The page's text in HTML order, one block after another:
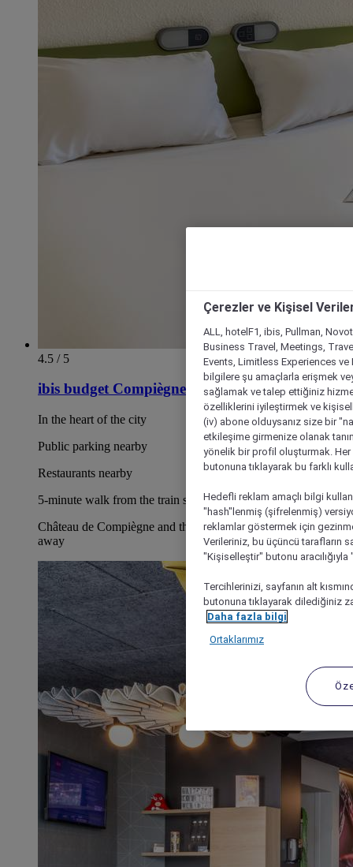
4.5 / 5
ibis budget Compiègne Centre Ville
In the heart of the city
Public parking nearby
Restaurants nearby
5-minute walk from the train station
Château de Compiègne and the old town are a short distance
away
Çerezler ve Kişisel
ALL, hotelF1, ibis, Pullman,
Business Travel, Meetings,
Events, Limitless Experiences
bilgilere şu amaçlarla erişmek
sağlamak ve talep ettiğiniz
özelliklerini iyileştirmek ve
(iv) abone olduysanız size bir
etkileşime girmenize olanak
yönelik bir profil oluşturmak.
butonuna tıklayarak bu farklı
Hedefli reklam amaçlı bilgi
"hash"lenmiş (şifrelenmiş)
reklamlar göstermek için
Verileriniz, bu üçüncü tarafların
"Kişiselleştir" butonu
Tercihlerinizi, sayfanın alt
butonuna tıklayarak dilediğiniz
Daha fazla bilgi
Ortaklarımız